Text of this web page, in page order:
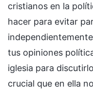
cristianos en la
hacer para evitar
tus opiniones
iglesia para
crucial que en ella